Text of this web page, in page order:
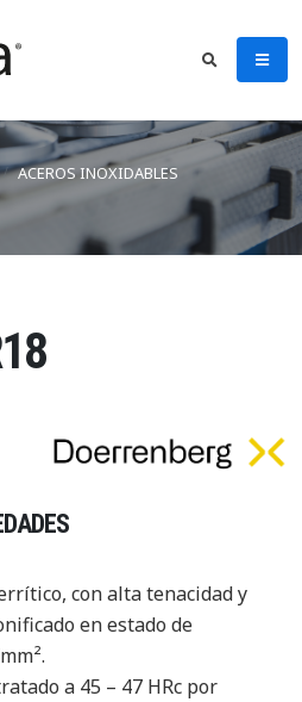
ACEROS INOXIDABLES
con alta tenacidad y
en estado de
a 45 – 47 HRc por